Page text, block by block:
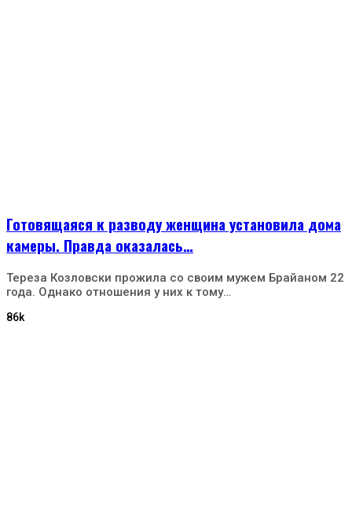
Готовящаяся к разводу женщина установила дома
камеры. Правда оказалась…
Тереза Козловски прожила со своим мужем Брайаном 22
года. Однако отношения у них к тому…
86k